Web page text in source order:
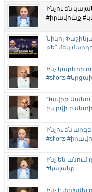
Ինչու են
#իրավունք
Նիկոլ
թե՞ մեկ
Ինչ կարևոր
#shorts
Դավիթ
բաքվի
Ինչու են
#shorts
Ինչ են անում
#կալանք
Ինչ է